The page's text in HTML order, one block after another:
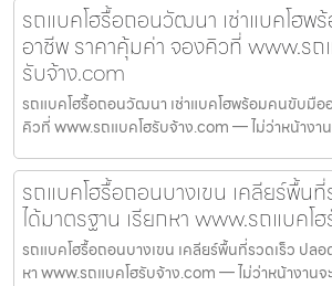
รถแบคโฮรื้อถอนวัฒนา เช่าแบคโฮ
อาชีพ ราคาคุ้มค่า จองคิวที่ www.รถ
รับจ้าง.com
รถแบคโฮรื้อถอนวัฒนา เช่าแบคโฮพร้อมคนขับมือ
คิวที่ www.รถแบคโฮรับจ้าง.com — ไม่ว่าหน้างา
รถแบคโฮรื้อถอนบางเขน เคลียร์พื้น
ได้มาตรฐาน เรียกหา www.รถแบคโ
รถแบคโฮรื้อถอนบางเขน เคลียร์พื้นที่รวดเร็ว ปลอ
หา www.รถแบคโฮรับจ้าง.com — ไม่ว่าหน้างาน